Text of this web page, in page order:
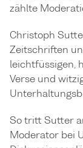
zählte
Christoph
Zeitschriften
leichtfüssigen,
Verse und
So tritt Sutter
Moderator bei